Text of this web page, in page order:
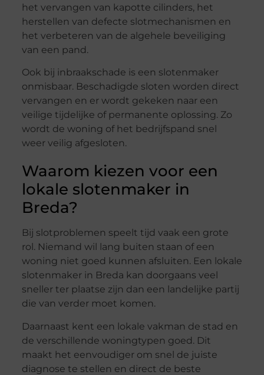
het vervangen van kapotte cilinders, het
herstellen van defecte slotmechanismen en
het verbeteren van de algehele beveiliging
van een pand.
Ook bij inbraakschade is een slotenmaker
onmisbaar. Beschadigde sloten worden direct
vervangen en er wordt gekeken naar een
veilige tijdelijke of permanente oplossing. Zo
wordt de woning of het bedrijfspand snel
weer veilig afgesloten.
Waarom kiezen voor een
lokale slotenmaker in
Breda?
Bij slotproblemen speelt tijd vaak een grote
rol. Niemand wil lang buiten staan of een
woning niet goed kunnen afsluiten. Een lokale
slotenmaker in Breda kan doorgaans veel
sneller ter plaatse zijn dan een landelijke partij
die van verder moet komen.
Daarnaast kent een lokale vakman de stad en
de verschillende woningtypen goed. Dit
maakt het eenvoudiger om snel de juiste
diagnose te stellen en direct de beste